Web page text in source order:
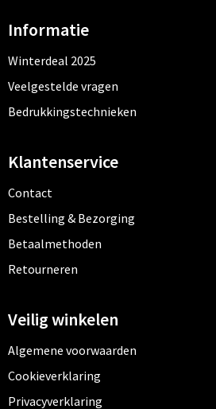
Kledingaccessoires
Ondergoed, Sokken en Nachtkleding
Bivakmuts test
Informatie
Winterdeal 2025
Veelgestelde vragen
Bedrukkingstechnieken
Klantenservice
Contact
Bestelling & Bezorging
Betaalmethoden
Retourneren
Veilig winkelen
Algemene voorwaarden
Cookieverklaring
Privacyverklaring